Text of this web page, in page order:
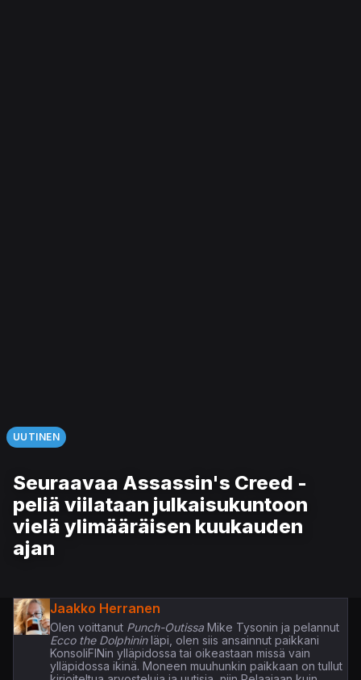
UUTINEN
Seuraavaa Assassin's Creed -
peliä viilataan julkaisukuntoon
vielä ylimääräisen kuukauden
ajan
Jaakko Herranen
Olen voittanutPunch-OutissaMike Tysonin ja pelannut
Ecco the Dolphininläpi, olen siis ansainnut paikkani
KonsoliFINin ylläpidossa tai oikeastaan missä vain
ylläpidossa ikinä. Moneen muuhunkin paikkaan on tullut